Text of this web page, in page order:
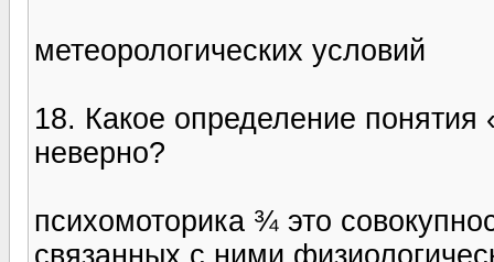
метеорологических условий
18. Какое определение
неверно?
психомоторика ¾ это
связанных с ними